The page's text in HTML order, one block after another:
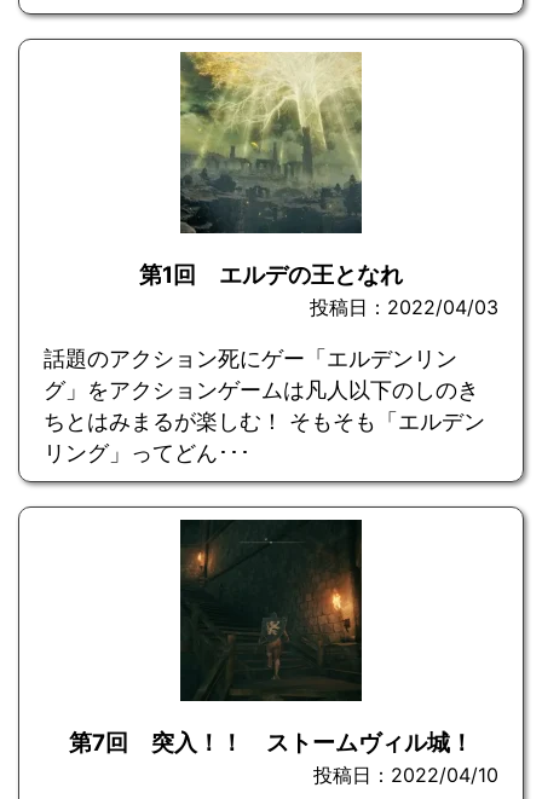
第1回 エルデの王となれ
投稿日：2022/04/03
話題のアクション死にゲー「エルデンリン
グ」をアクションゲームは凡人以下のしのき
ちとはみまるが楽しむ！ そもそも「エルデン
リング」ってどん･･･
第7回 突入！！ ストームヴィル城！
投稿日：2022/04/10